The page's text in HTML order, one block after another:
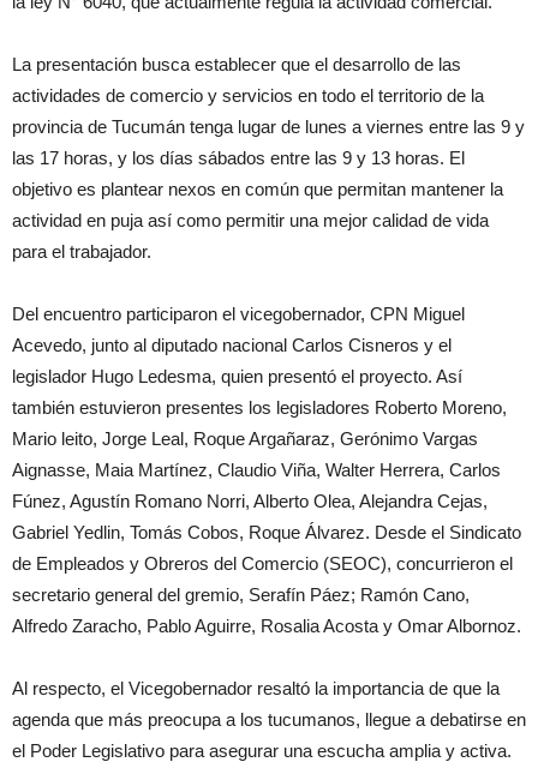
La presentación busca establecer que el desarrollo de las
actividades de comercio y servicios en todo el territorio de la
provincia de Tucumán tenga lugar de lunes a viernes entre las 9 y
las 17 horas, y los días sábados entre las 9 y 13 horas. El
objetivo es plantear nexos en común que permitan mantener la
actividad en puja así como permitir una mejor calidad de vida
para el trabajador.
Del encuentro participaron el vicegobernador, CPN Miguel
Acevedo, junto al diputado nacional Carlos Cisneros y el
legislador Hugo Ledesma, quien presentó el proyecto. Así
también estuvieron presentes los legisladores Roberto Moreno,
Mario leito, Jorge Leal, Roque Argañaraz, Gerónimo Vargas
Aignasse, Maia Martínez, Claudio Viña, Walter Herrera, Carlos
Fúnez, Agustín Romano Norri, Alberto Olea, Alejandra Cejas,
Gabriel Yedlin, Tomás Cobos, Roque Álvarez. Desde el Sindicato
de Empleados y Obreros del Comercio (SEOC), concurrieron el
secretario general del gremio, Serafín Páez; Ramón Cano,
Alfredo Zaracho, Pablo Aguirre, Rosalia Acosta y Omar Albornoz.
Al respecto, el Vicegobernador resaltó la importancia de que la
agenda que más preocupa a los tucumanos, llegue a debatirse en
el Poder Legislativo para asegurar una escucha amplia y activa.